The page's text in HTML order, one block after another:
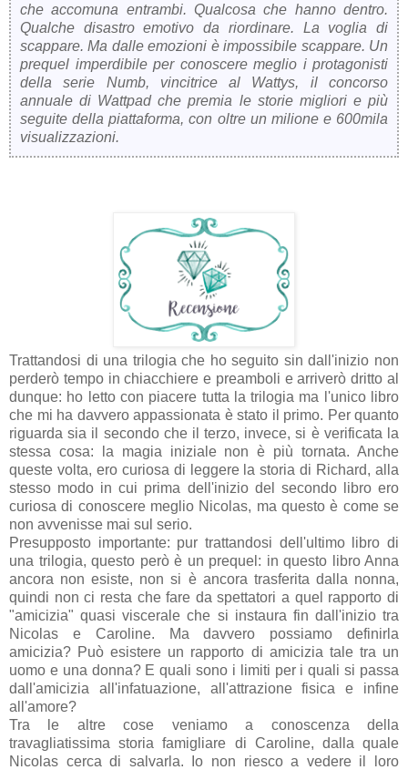
che accomuna entrambi. Qualcosa che hanno dentro.
Qualche disastro emotivo da riordinare. La voglia di
scappare. Ma dalle emozioni è impossibile scappare. Un
prequel imperdibile per conoscere meglio i protagonisti
della serie Numb, vincitrice al Wattys, il concorso
annuale di Wattpad che premia le storie migliori e più
seguite della piattaforma, con oltre un milione e 600mila
visualizzazioni.
Trattandosi di una trilogia che ho seguito sin dall'inizio non
perderò tempo in chiacchiere e preamboli e arriverò dritto al
dunque: ho letto con piacere tutta la trilogia ma l'unico libro
che mi ha davvero appassionata è stato il primo. Per quanto
riguarda sia il secondo che il terzo, invece, si è verificata la
stessa cosa: la magia iniziale non è più tornata. Anche
queste volta, ero curiosa di leggere la storia di Richard, alla
stesso modo in cui prima dell'inizio del secondo libro ero
curiosa di conoscere meglio Nicolas, ma questo è come se
non avvenisse mai sul serio.
Presupposto importante: pur trattandosi dell'ultimo libro di
una trilogia, questo però è un prequel: in questo libro Anna
ancora non esiste, non si è ancora trasferita dalla nonna,
quindi non ci resta che fare da spettatori a quel rapporto di
"amicizia" quasi viscerale che si instaura fin dall'inizio tra
Nicolas e Caroline. Ma davvero possiamo definirla
amicizia? Può esistere un rapporto di amicizia tale tra un
uomo e una donna? E quali sono i limiti per i quali si passa
dall'amicizia all'infatuazione, all'attrazione fisica e infine
all'amore?
Tra le altre cose veniamo a conoscenza della
travagliatissima storia famigliare di Caroline, dalla quale
Nicolas cerca di salvarla. Io non riesco a vedere il loro